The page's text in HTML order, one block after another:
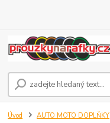
Úvod AUTO MOTO DOPLŇKY